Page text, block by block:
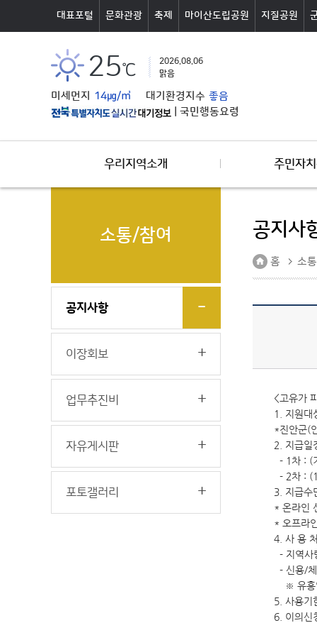
대표포털 문화관광 축제 마이산도립공원 지질공원
25℃
2026.08.06
맑음
미세먼지 14㎍/㎥ 대기환경지수 좋음
국민행동요령
우리지역소개 주민자
소통/참여
공지사항
이장회보
업무추진비
자유게시판
포토갤러리
공지사
홈 소
<고유가
1. 지원대
*진안군(
2. 지급일
- 1차 : (
- 2차 :
3. 지급수
* 온라인
* 오프라
4. 사 용
- 지역사
- 신용/
※ 유흥
5. 사용기
6. 이의